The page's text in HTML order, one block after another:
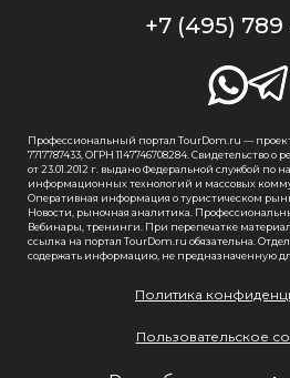
+7 (495) 789
Профессиональный портал TourDom.ru —
7717787433, ОГРН 1147746708284. Свидетельство
от 23.01.2012 г. выдано Федеральной службой по
информационных технологий и массовых
Оперативная информация о туристическом
Новости, рыночная аналитика.
Вебинары, тренинги. При перепечатке
ссылка на портал TourDom.ru обязательна.
содержать информацию, не предназначенную для
Политика
Пользовательское